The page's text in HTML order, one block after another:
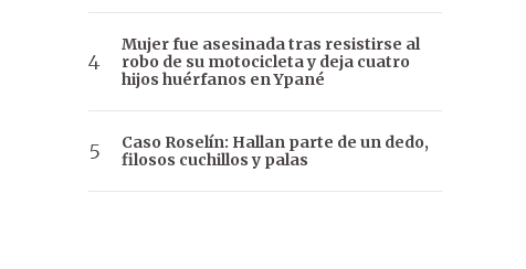
Mujer fue asesinada tras resistirse al
robo de su motocicleta y deja cuatro
hijos huérfanos en Ypané
Caso Roselín: Hallan parte de un dedo,
filosos cuchillos y palas